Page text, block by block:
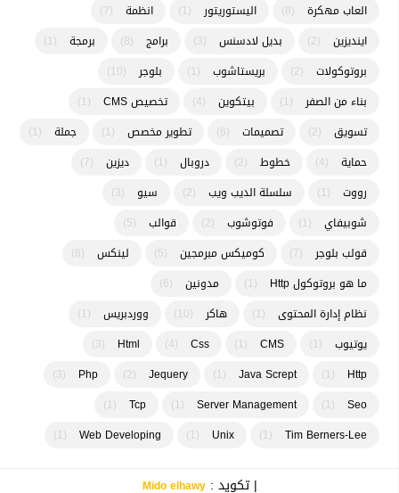
العاب مهكرة
(8) اليستوريتور (1) انظمة
(7)
اينديزين
(2) بديل لادسنس (3) برامج (8) برمجة
(1)
بروتوكولات
(2) بريستاشوب (1) بلوجر
(10)
بناء من الصفر
(1) بيتكوين (4) تخصيص CMS
(1)
تسويق
(2) تصميمات (6) تطوير مخصص (1) جملة
(1)
حماية
(4) خطوط (2) دروبال (1) ديزين
(7)
رووت
(1) سلسلة الديب ويب (2) سيو
(3)
شوبيفاي
(1) فوتوشوب (2) قوالب
(5)
قولب بلوجر
(7) كوميكس مبرمجين (5) لينكس
(8)
ما هو بروتوكول Http
(1) مدونين
(6)
نظام إدارة المحتوى
(1) هاكر (10) ووردبريس
(1)
يوتيوب
(1)
CMS
(1)
Css
(4)
Html
(3)
Http
(1)
Java Scrept
(1)
Jequery
(2)
Php
(3)
Seo
(1)
Server Management
(1)
Tcp
(1)
Tim Berners-Lee
(1)
Unix
(1)
Web Developing
(1)
| تكويد :Mido elhawy